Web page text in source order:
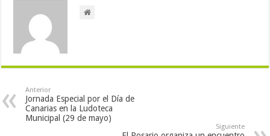
Anterior
Jornada Especial por el Día de
Canarias en la Ludoteca
Municipal (29 de mayo)
Siguiente